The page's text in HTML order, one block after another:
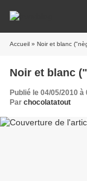
Accueil » Noir et blanc
Noir et blanc
Publié le 04/05/2010 à
Par chocolatatout